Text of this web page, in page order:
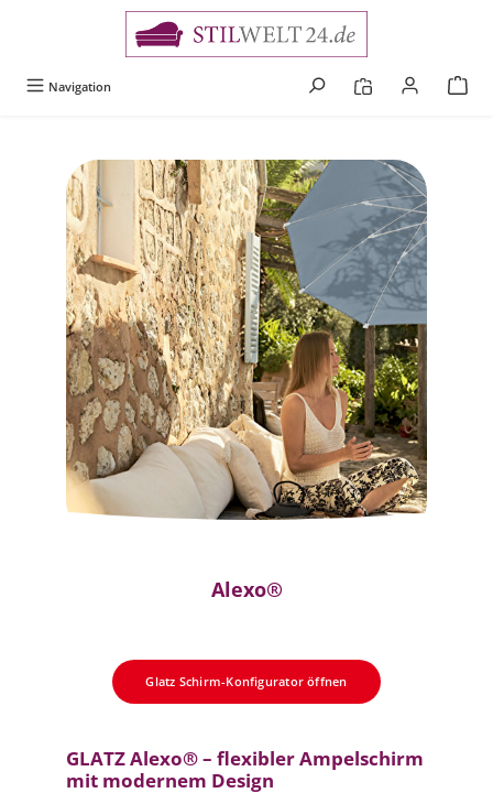
Navigation
Alexo®
Glatz Schirm-Konfigurator öffnen
GLATZ Alexo® – flexibler Ampelschirm
mit modernem Design